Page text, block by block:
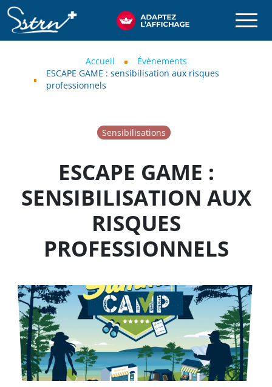
Aller au contenu principal
SSTRN
Accueil
Évènements
ESCAPE GAME : sensibilisation aux risques
professionnels
Sensibilisations
ESCAPE GAME :
SENSIBILISATION AUX
RISQUES
PROFESSIONNELS